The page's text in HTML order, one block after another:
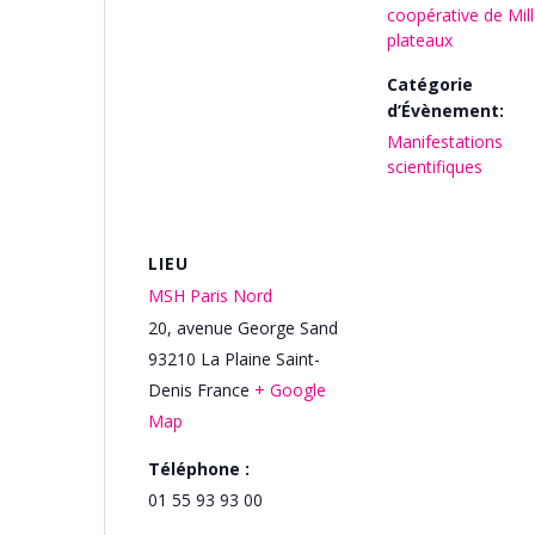
coopérative de
plateaux
Catégorie
d’Évènement:
Manifestations
scientifiques
LIEU
MSH Paris Nord
20, avenue George Sand
93210 La Plaine Saint-
Denis France + Google
Map
Téléphone :
01 55 93 93 00